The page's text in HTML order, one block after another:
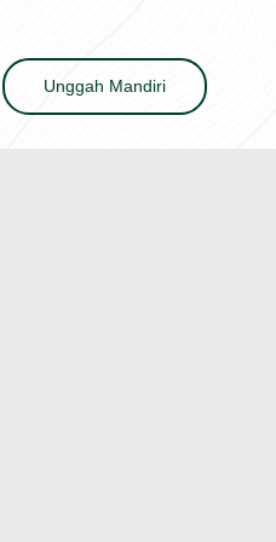
Unggah Mandiri